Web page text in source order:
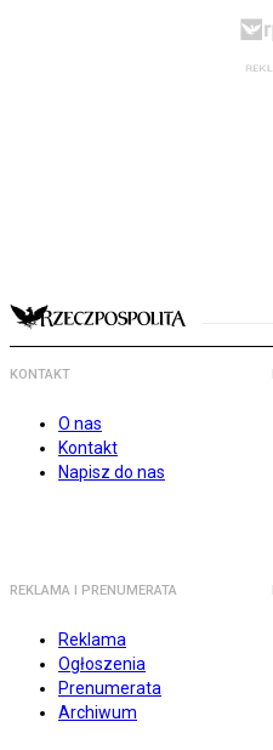
KONTAKT
O nas
Kontakt
Napisz do nas
REKLAMA I PRENUMERATA
Reklama
Ogłoszenia
Prenumerata
Archiwum